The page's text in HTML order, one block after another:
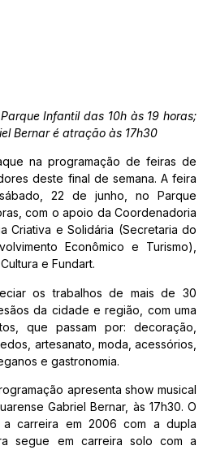
Infantil das 10h às 19 horas;
Bernar é atração às 17h30
na programação de feiras de
deste final de semana. A feira
22 de junho, no Parque
com o apoio da Coordenadoria
Criativa e Solidária (Secretaria do
Econômico e Turismo),
e Fundart.
os trabalhos de mais de 30
da cidade e região, com uma
que passam por: decoração,
artesanato, moda, acessórios,
e gastronomia.
apresenta show musical
Gabriel Bernar, às 17h30. O
a carreira em 2006 com a dupla
segue em carreira solo com a